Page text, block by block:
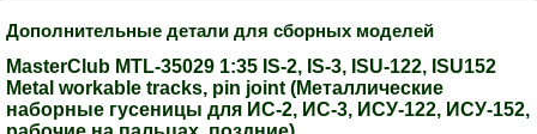
Дополнительные детали для сборных моделей
MasterClub MTL-35029 1:35 IS-2, IS-3, ISU-122, ISU152
Metal workable tracks, pin joint (Металлические
наборные гусеницы для ИС-2, ИС-3, ИСУ-122, ИСУ-152,